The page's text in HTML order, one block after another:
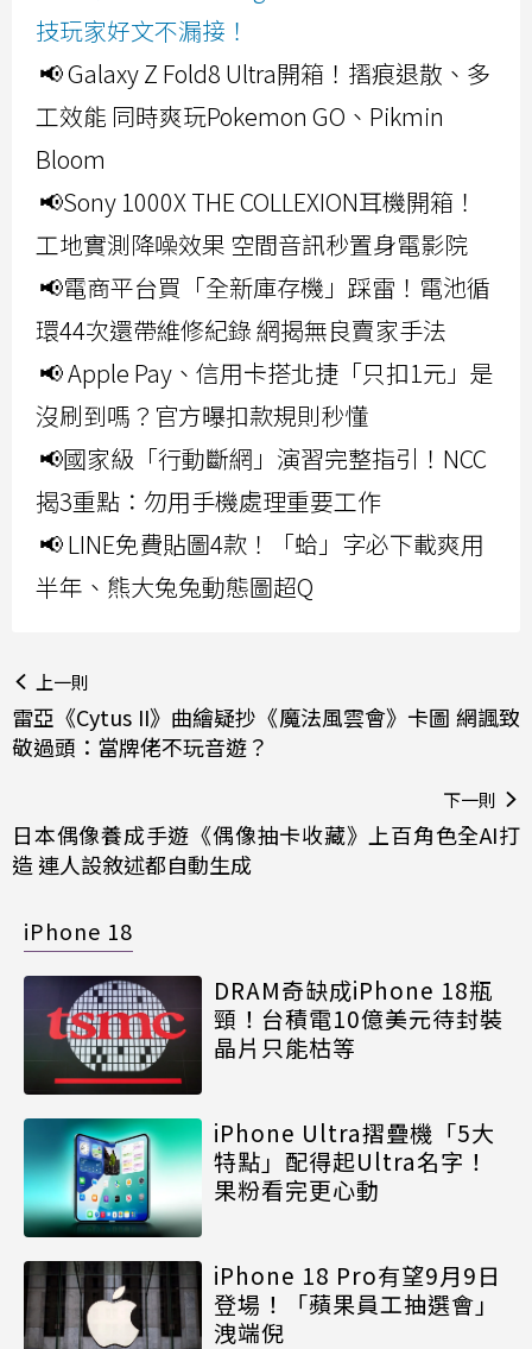
技玩家好文不漏接！
📢 Galaxy Z Fold8 Ultra開箱！摺痕退散、多
工效能 同時爽玩Pokemon GO、Pikmin
Bloom
📢Sony 1000X THE COLLEXION耳機開箱！
工地實測降噪效果 空間音訊秒置身電影院
📢電商平台買「全新庫存機」踩雷！電池循
環44次還帶維修紀錄 網揭無良賣家手法
📢 Apple Pay、信用卡搭北捷「只扣1元」是
沒刷到嗎？官方曝扣款規則秒懂
📢國家級「行動斷網」演習完整指引！NCC
揭3重點：勿用手機處理重要工作
📢 LINE免費貼圖4款！「蛤」字必下載爽用
半年、熊大兔兔動態圖超Q
上一則
雷亞《Cytus II》曲繪疑抄《魔法風雲會》卡圖 網諷致
敬過頭：當牌佬不玩音遊？
下一則
日本偶像養成手遊《偶像抽卡收藏》上百角色全AI打
造 連人設敘述都自動生成
iPhone 18
DRAM奇缺成iPhone 18瓶
頸！台積電10億美元待封裝
晶片只能枯等
iPhone Ultra摺疊機「5大
特點」配得起Ultra名字！
果粉看完更心動
iPhone 18 Pro有望9月9日
登場！「蘋果員工抽選會」
洩端倪